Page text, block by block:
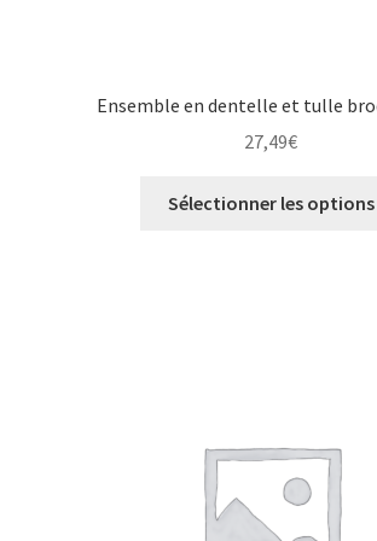
Ensemble en dentelle et tulle
27,49€
Sélectionner les options